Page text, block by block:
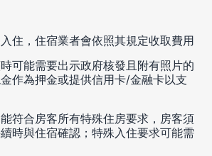
住，住宿業者會依照其規定收取費用
可能需要出示政府核發且附有照片的
作為押金或提供信用卡/金融卡以支
符合房客所有特殊住房要求，房客須
時與住宿確認；特殊入住要求可能需